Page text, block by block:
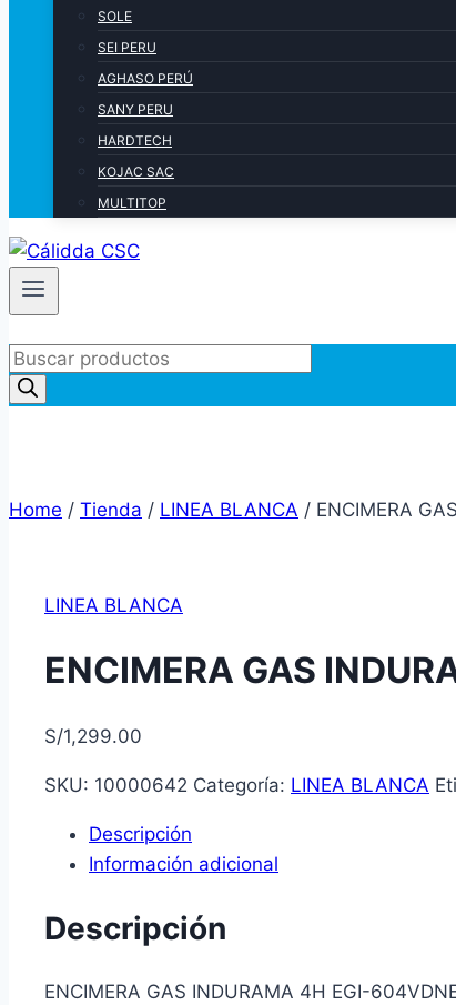
SOLE
SEI PERU
AGHASO PERÚ
SANY PERU
HARDTECH
KOJAC SAC
MULTITOP
Products
search
Home / Tienda / LINEA BLANCA / ENCIMERA
LINEA BLANCA
ENCIMERA GAS
S/1,299.00
SKU: 10000642 Categoría: LINEA BLANCA
Descripción
Información adicional
Descripción
ENCIMERA GAS INDURAMA 4H EGI-